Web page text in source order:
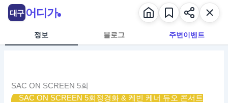
정보 블로그 주변이벤트
SAC ON SCREEN 5회
SAC ON SCREEN 5회 정경화 & 케빈 케너 듀오 콘서트
대구 어디가